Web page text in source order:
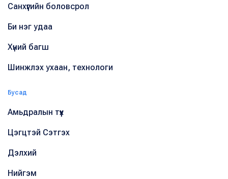
Санхүүгийн боловсрол
Би нэг удаа
Хүний багш
Шинжлэх ухаан, технологи
Бусад
Амьдралын түүх
Цэгцтэй Сэтгэх
Дэлхий
Нийгэм